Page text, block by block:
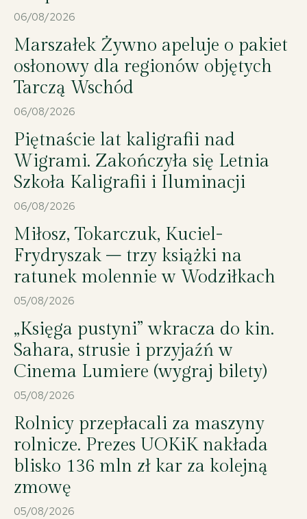
Niedźwiedzie Suwałki - MOKS Słoneczny Stok Białystok 27:33 © 2025
Wojciech Otłowski
04 X 2025; Suwałki - Hala OSiR - Mecz II ligi piłki ręcznej KS Szczypiorniak
Niedźwiedzie Suwałki - MOKS Słoneczny Stok Białystok 27:33 © 2025
Wojciech Otłowski
06/08/2026
Marszałek Żywno apeluje o pakiet
osłonowy dla regionów objętych
Tarczą Wschód
06/08/2026
Piętnaście lat kaligrafii nad
Wigrami. Zakończyła się Letnia
Szkoła Kaligrafii i Iluminacji
06/08/2026
Miłosz, Tokarczuk, Kuciel-
Frydryszak – trzy książki na
ratunek molennie w Wodziłkach
05/08/2026
„Księga pustyni” wkracza do kin.
Sahara, strusie i przyjaźń w
Cinema Lumiere (wygraj bilety)
05/08/2026
Rolnicy przepłacali za maszyny
rolnicze. Prezes UOKiK nakłada
blisko 136 mln zł kar za kolejną
zmowę
05/08/2026